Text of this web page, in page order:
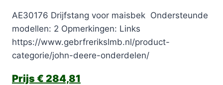
AE30176 Drijfstang voor maisbek Ondersteunde
modellen: 2 Opmerkingen: Links
https://www.gebrfrerikslmb.nl/product-
categorie/john-deere-onderdelen/
€ 284,81